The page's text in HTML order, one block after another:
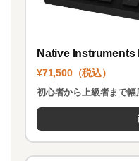
Native Instruments
¥71,500（税込）
初心者から上級者まで幅